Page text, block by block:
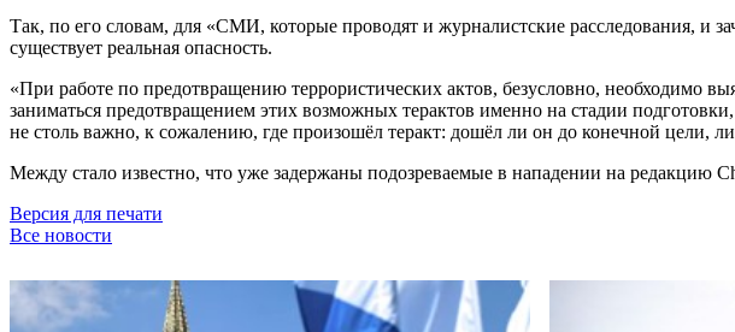
Так, по его словам, для «СМИ, которые проводят и журналистские расследования, и
существует реальная опасность.
«При работе по предотвращению террористических актов, безусловно, необходимо
заниматься предотвращением этих возможных терактов именно на стадии
не столь важно, к сожалению, где произошёл теракт: дошёл ли он до конечной цели,
Между стало известно, что уже задержаны подозреваемые в нападении на
Версия для печати
Все новости